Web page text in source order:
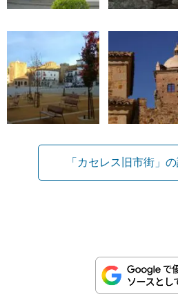
「カセレス旧市街」